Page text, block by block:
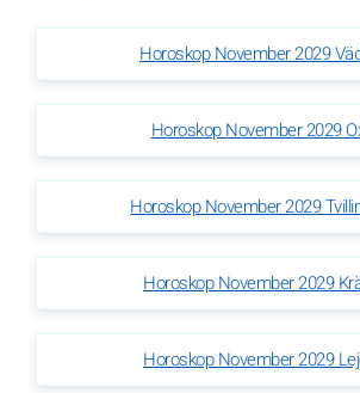
Horoskop November 2029
Horoskop November 2029
Horoskop November 2029
Horoskop November 2029
Horoskop November 2029